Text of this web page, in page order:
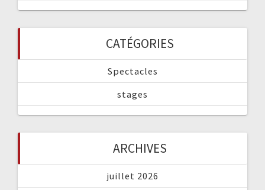
CATÉGORIES
Spectacles
stages
ARCHIVES
juillet 2026